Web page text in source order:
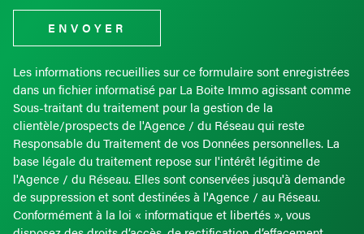
ENVOYER
Les informations recueillies sur ce formulaire sont enregistrées
dans un fichier informatisé par La Boite Immo agissant comme
Sous-traitant du traitement pour la gestion de la
clientèle/prospects de l'Agence / du Réseau qui reste
Responsable du Traitement de vos Données personnelles. La
base légale du traitement repose sur l'intérêt légitime de
l'Agence / du Réseau. Elles sont conservées jusqu'à demande
de suppression et sont destinées à l'Agence / au Réseau.
Conformément à la loi « informatique et libertés », vous